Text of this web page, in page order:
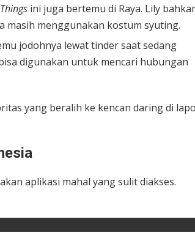
ini juga bertemu di Raya. Lily
masih menggunakan kostum syuting.
jodohnya lewat tinder saat sedang
digunakan untuk mencari hubungan
yang beralih ke kencan daring di
aplikasi mahal yang sulit diakses.